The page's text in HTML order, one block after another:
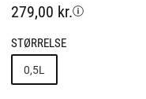
279,00 kr.
STØRRELSE
0,5L